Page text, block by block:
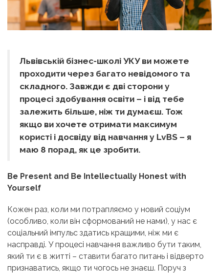
Львівській бізнес-школі УКУ ви можете
проходити через багато невідомого та
складного. Завжди є дві сторони у
процесі здобування освіти – і від тебе
залежить більше, ніж ти думаєш. Тож
якщо ви хочете отримати максимум
користі і досвіду від навчання у LvBS – я
маю 8 порад, як це зробити.
Be Present and Be Intellectually Honest with
Yourself
Кожен раз, коли ми потрапляємо у новий соціум
(особливо, коли він сформований не нами), у нас є
соціальний імпульс здатись кращими, ніж ми є
насправді. У процесі навчання важливо бути таким,
який ти є в житті – ставити багато питань і відверто
признаватись, якщо ти чогось не знаєш. Поруч з